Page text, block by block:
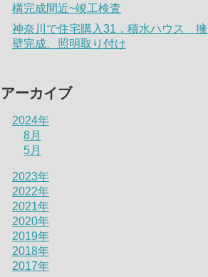
構完成間近~竣工検査
神奈川で住宅購入31．積水ハウス 擁
壁完成、照明取り付け
アーカイブ
2024年
8月
5月
2023年
2022年
2021年
2020年
2019年
2018年
2017年